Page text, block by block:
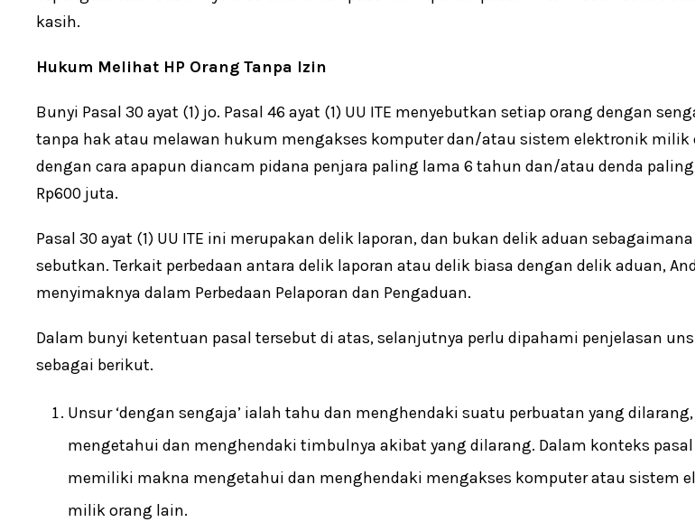
kasih.
Hukum Melihat HP Orang Tanpa Izin
Bunyi Pasal 30 ayat (1) jo. Pasal 46 ayat (1) UU ITE menyebutkan setiap orang dengan
tanpa hak atau melawan hukum mengakses komputer dan/atau sistem elektronik milik
dengan cara apapun diancam pidana penjara paling lama 6 tahun dan/atau denda
Rp600 juta.
Pasal 30 ayat (1) UU ITE ini merupakan delik laporan, dan bukan delik aduan sebagaimana
sebutkan. Terkait perbedaan antara delik laporan atau delik biasa dengan delik aduan,
menyimaknya dalam Perbedaan Pelaporan dan Pengaduan.
Dalam bunyi ketentuan pasal tersebut di atas, selanjutnya perlu dipahami penjelasan
sebagai berikut.
Unsur ‘dengan sengaja’ ialah tahu dan menghendaki suatu perbuatan yang
mengetahui dan menghendaki timbulnya akibat yang dilarang. Dalam konteks
memiliki makna mengetahui dan menghendaki mengakses komputer atau sistem
milik orang lain.